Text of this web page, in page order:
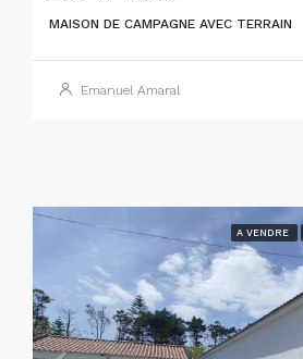
MAISON DE CAMPAGNE AVEC TERRAIN
Emanuel Amaral
A VENDRE